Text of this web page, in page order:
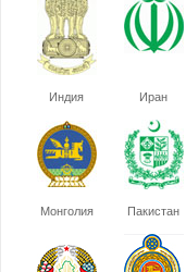
Индия Иран
Монголия Пакистан